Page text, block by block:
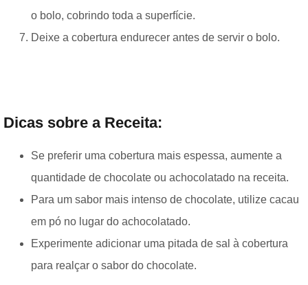
o bolo, cobrindo toda a superfície.
Deixe a cobertura endurecer antes de servir o bolo.
Dicas sobre a Receita:
Se preferir uma cobertura mais espessa, aumente a
quantidade de chocolate ou achocolatado na receita.
Para um sabor mais intenso de chocolate, utilize cacau
em pó no lugar do achocolatado.
Experimente adicionar uma pitada de sal à cobertura
para realçar o sabor do chocolate.